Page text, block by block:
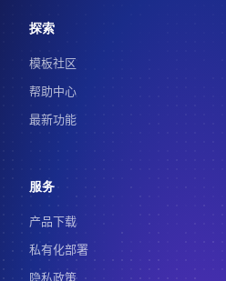
探索
模板社区
帮助中心
最新功能
服务
产品下载
私有化部署
隐私政策